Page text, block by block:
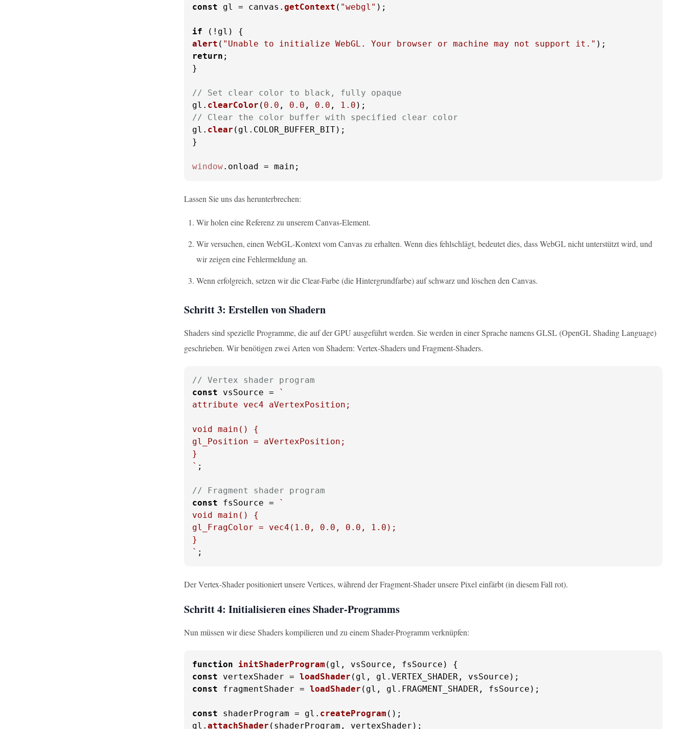
const gl = canvas. getContext ( "webgl" );
if
alert ( "Unable to initialize WebGL. Your browser or machine may not support it."
return ;
}
// Set clear color to black, fully opaque
gl. clearColor ( 0.0 , 0.0 , 0.0 , 1.0
// Clear the color buffer with specified clear color
gl. clear (gl. COLOR_BUFFER_BIT);
}
window. onload = main;
Lassen Sie uns das herunterbrechen:
Wir holen eine Referenz zu unserem Canvas-Element.
Wir versuchen, einen WebGL-Kontext vom Canvas zu erhalten. Wenn dies fehlschlägt, bedeutet dies, dass WebGL nicht unterstützt wird, und
wir zeigen eine Fehlermeldung an.
Wenn erfolgreich, setzen wir die Clear-Farbe (die Hintergrundfarbe) auf schwarz und löschen den Canvas.
Schritt 3: Erstellen von Shadern
Shaders sind spezielle Programme, die auf der GPU ausgeführt werden. Sie werden in einer Sprache namens GLSL (OpenGL Shading Language)
geschrieben. Wir benötigen zwei Arten von Shadern: Vertex-Shaders und Fragment-Shaders.
// Vertex shader program
const vsSource =
`
attribute vec4 aVertexPosition;
void main() {
gl_Position = aVertexPosition;
}
` ;
// Fragment shader program
const fsSource =
`
void main() {
gl_FragColor = vec4(1.0, 0.0, 0.0, 1.0);
}
` ;
Der Vertex-Shader positioniert unsere Vertices, während der Fragment-Shader unsere Pixel einfärbt (in diesem Fall rot).
Schritt 4: Initialisieren eines Shader-Programms
Nun müssen wir diese Shaders kompilieren und zu einem Shader-Programm verknüpfen:
function initShaderProgram ( gl, vsSource, fsSource
const vertexShader = loadShader (gl, gl. VERTEX_SHADER
const fragmentShader = loadShader (gl, gl. FRAGMENT_SHADER , fsSource);
const shaderProgram = gl. createProgram ();
gl. attachShader (shaderProgram, vertexShader);